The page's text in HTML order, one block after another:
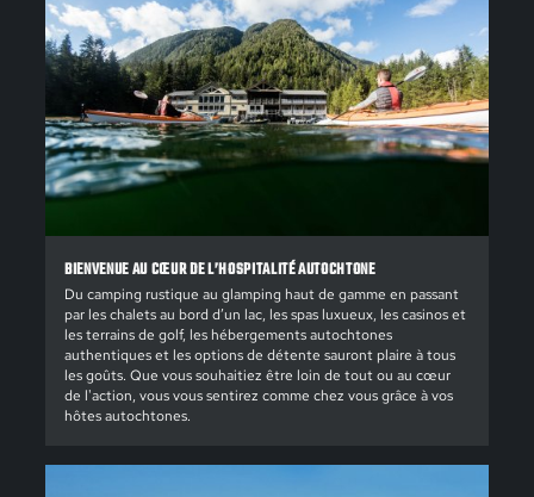
BIENVENUE AU CŒUR DE L’HOSPITALITÉ AUTOCHTONE
Du camping rustique au glamping haut de gamme en passant
par les chalets au bord d’un lac, les spas luxueux, les casinos et
les terrains de golf, les hébergements autochtones
authentiques et les options de détente sauront plaire à tous
les goûts. Que vous souhaitiez être loin de tout ou au cœur
de l'action, vous vous sentirez comme chez vous grâce à vos
hôtes autochtones.